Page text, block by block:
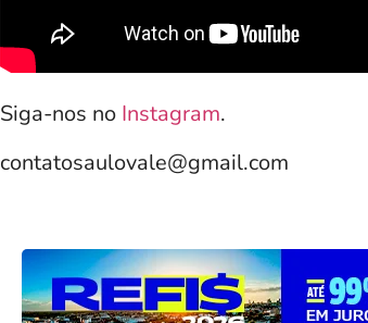
Siga-nos no Instagram.
contatosaulovale@gmail.com